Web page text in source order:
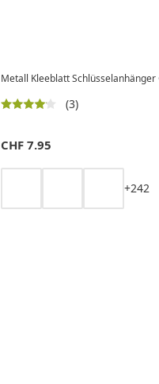
Metall Kleeblatt
(3)
CHF 7.95
+242